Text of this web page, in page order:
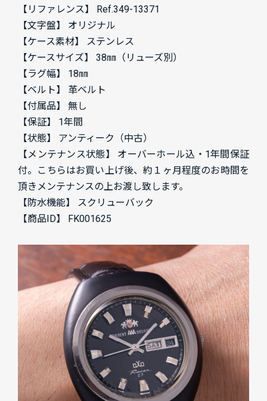
【リファレンス】 Ref.349-13371
【文字盤】 オリジナル
【ケース素材】 ステンレス
【ケースサイズ】 38㎜（リューズ別）
【ラグ幅】 18㎜
【ベルト】 革ベルト
【付属品】 無し
【保証】 1年間
【状態】 アンティーク（中古）
【メンテナンス状態】 オーバーホール込・1年間保証
付。こちらはお買い上げ後、約１ヶ月程度のお時間を
頂きメンテナンスの上お渡し致します。
【防水機能】 スクリューバック
【商品ID】 FK001625